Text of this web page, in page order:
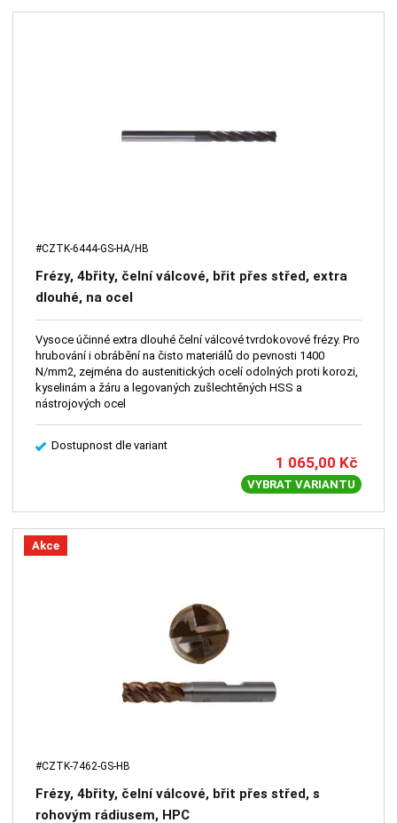
#CZTK-6444-GS-HA/HB
Frézy, 4břity, čelní válcové, břit přes střed, extra
dlouhé, na ocel
Vysoce účinné extra dlouhé čelní válcové tvrdokovové frézy. Pro
hrubování i obrábění na čisto materiálů do pevnosti 1400
N/mm2, zejména do austenitických ocelí odolných proti korozi,
kyselinám a žáru a legovaných zušlechtěných HSS a
nástrojových ocel
Dostupnost dle variant
1 065,00 Kč
VYBRAT VARIANTU
Akce
#CZTK-7462-GS-HB
Frézy, 4břity, čelní válcové, břit přes střed, s
rohovým rádiusem, HPC